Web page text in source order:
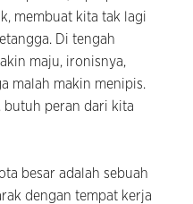
membuat kita tak lagi
Di tengah
maju, ironisnya,
malah makin menipis.
butuh peran dari kita
besar adalah sebuah
dengan tempat kerja